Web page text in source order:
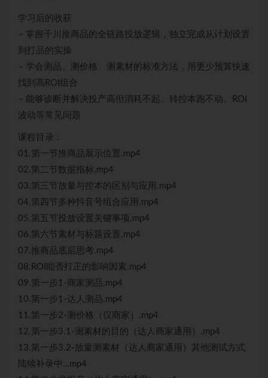
学习后的收获
– 掌握千川推商品的全链路投放逻辑，独立完成从计划设置
到打品的实操
– 学会测品、测价格、测素材的标准方法，用更少预算快速
找到高ROI组合
– 能够诊断并解决投产高但消耗不起、转控本跑不动、ROI
波动等常见问题
课程目录：
01.第一节推商品展示位置.mp4
02.第二节数据指标.mp4
03.第三节放量与控本的区别与应用.mp4
04.第四节多种抖音号组合应用.mp4
05.第五节投放设置关键事项.mp4
06.第六节素材与标题设置.mp4
07.推商品底层思考.mp4
08.ROI能否打正的影响因素.mp4
09.第一步1-商家测品.mp4
10.第一步1-达人测品.mp4
11.第一步2-测价格（仅商家）.mp4
12.第一步3.1-测素材的目的（达人商家通用）.mp4
13.第一步3.2-放量测素材（达人商家通用）其他测试方式
陆续补录中…mp4